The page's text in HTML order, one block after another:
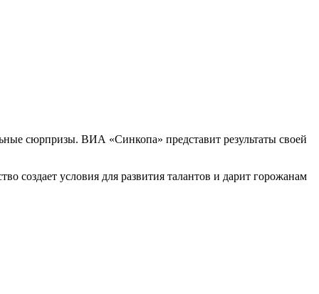
сюрпризы. ВИА «Синкопа» представит результаты своей
создает условия для развития талантов и дарит горожанам